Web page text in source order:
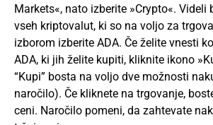
Markets«, nato izberite »Crypto«. Videli
vseh kriptovalut, ki so na voljo za
izborom izberite ADA. Če želite vnesti
ADA, ki jih želite kupiti, kliknite ikono
“Kupi” bosta na voljo dve možnosti
naročilo). Če kliknete na trgovanje,
ceni. Naročilo pomeni, da zahtevate